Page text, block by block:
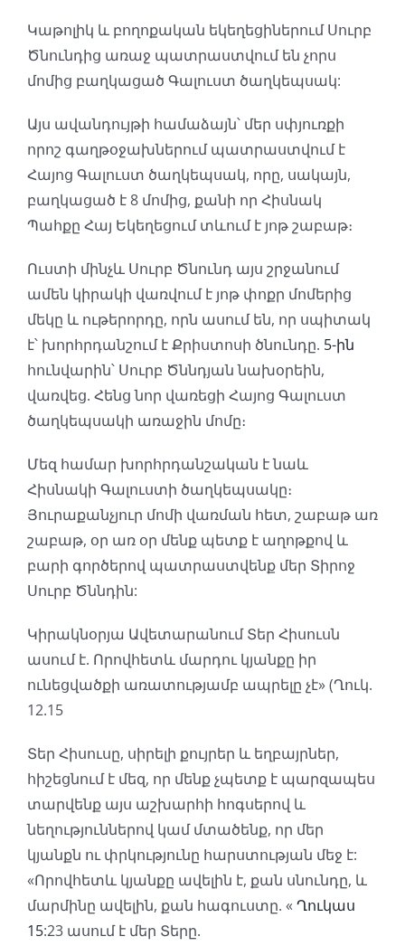
Կաթոլիկ և բողոքական եկեղեցիներում Սուրբ
Ծնունդից առաջ պատրաստվում են չորս
մոմից բաղկացած Գալուստ ծաղկեպսակ:
Այս ավանդույթի համաձայն՝ մեր սփյուռքի
որոշ գաղթօջախներում պատրաստվում է
Հայոց Գալուստ ծաղկեպսակ, որը, սակայն,
բաղկացած է 8 մոմից, քանի որ Հիսնակ
Պահքը Հայ Եկեղեցում տևում է յոթ շաբաթ։
Ուստի մինչև Սուրբ Ծնունդ այս շրջանում
ամեն կիրակի վառվում է յոթ փոքր մոմերից
մեկը և ութերորդը, որն ասում են, որ սպիտակ
է՝ խորհրդանշում է Քրիստոսի ծնունդը. 5-ին
հունվարին՝ Սուրբ Ծննդյան նախօրեին,
վառվեց. Հենց նոր վառեցի Հայոց Գալուստ
ծաղկեպսակի առաջին մոմը։
Մեզ համար խորհրդանշական է նաև
Հիսնակի Գալուստի ծաղկեպսակը։
Յուրաքանչյուր մոմի վառման հետ, շաբաթ առ
շաբաթ, օր առ օր մենք պետք է աղոթքով և
բարի գործերով պատրաստվենք մեր Տիրոջ
Սուրբ Ծննդին:
Կիրակնօրյա Ավետարանում Տեր Հիսուսն
ասում է. Որովհետև մարդու կյանքը իր
ունեցվածքի առատությամբ ապրելը չէ» (Ղուկ.
12.15
Տեր Հիսուսը, սիրելի քույրեր և եղբայրներ,
հիշեցնում է մեզ, որ մենք չպետք է պարզապես
տարվենք այս աշխարհի հոգսերով և
նեղություններով կամ մտածենք, որ մեր
կյանքն ու փրկությունը հարստության մեջ է:
«Որովհետև կյանքը ավելին է, քան սնունդը, և
մարմինը ավելին, քան հագուստը. « Ղուկաս
15:23 ասում է մեր Տերը.